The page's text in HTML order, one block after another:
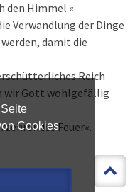
Cookies
den Himmel.«
Verwandlung der Dinge
damit die
Reich
wir Gott wohlgefällig
Feuer«.